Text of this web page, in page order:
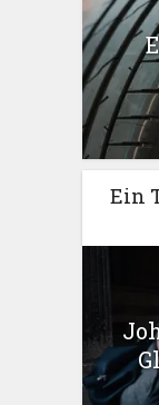
Ein